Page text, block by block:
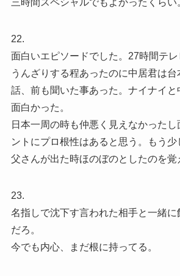
22.
面白いエピソードでした。27時間テ
うんざりする程あったのに中居君は
話、前も聞いた事あった。ナイナイ
面白かった。
日本一周の時も仲悪く見えなかった
ントにプロ根性はあると思う。もう
父さんが出た時ほのぼのとしたのを覚
23.
名指しで沈下す言われた相手と一緒に
だろ。
今でも内心、まだ根に持ってる。